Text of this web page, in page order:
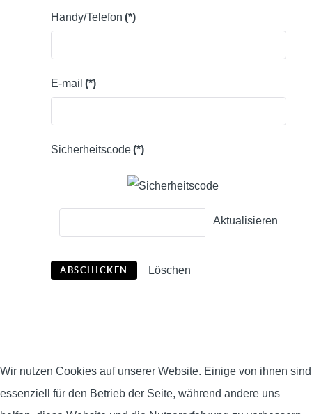
Handy/Telefon (*)
E-mail (*)
Sicherheitscode(*)
Aktualisieren
ABSCHICKEN Löschen
Wir nutzen Cookies auf unserer Website. Einige von ihnen sind
essenziell für den Betrieb der Seite, während andere uns